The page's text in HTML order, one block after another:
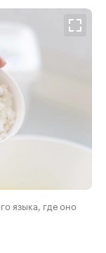
языка, где оно